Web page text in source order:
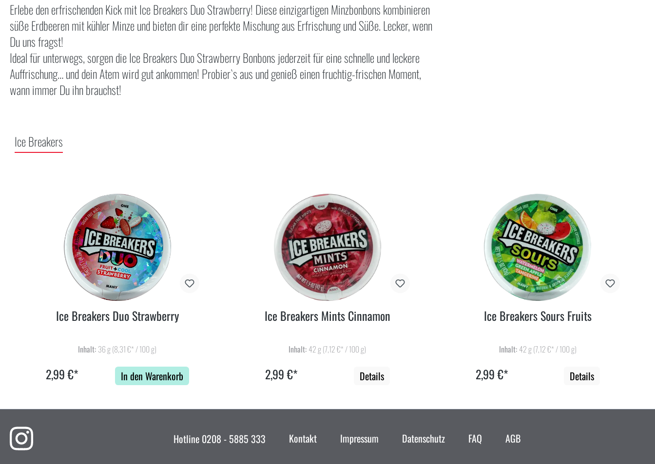
Erlebe den erfrischenden Kick mit Ice Breakers Duo Strawberry! Diese einzigartigen Minzbonbons kombinieren
süße Erdbeeren mit kühler Minze und bieten dir eine perfekte Mischung aus Erfrischung und Süße. Lecker, wenn
Du uns fragst!
Ideal für unterwegs, sorgen die Ice Breakers Duo Strawberry Bonbons jederzeit für eine schnelle und leckere
Auffrischung… und dein Atem wird gut ankommen! Probier`s aus und genieß einen fruchtig-frischen Moment,
wann immer Du ihn brauchst!
Ice Breakers
Ice Breakers Duo Strawberry
Inhalt: 36 g(8,31 €* / 100 g)
2,99 €* In den Warenkorb
Ice Breakers Mints Cinnamon
Inhalt: 42 g(7,12 €* / 100 g)
2,99 €* Details
Ice Breakers Sours Fruits
Inhalt: 42 g(7,12 €* / 100 g)
2,99 €* Details
Hotline 0208 - 5885 333 Kontakt Impressum Datenschutz FAQ AGB